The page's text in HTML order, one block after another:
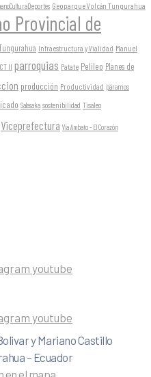
Geoparque Volcán Tungurahua
Provincial de
Infraestructura y Vialidad Manuel
II parroquias Patate Pelileo Planes de
producción Productividad páramos
Salasaka sostenibilidad Tisaleo
Viceprefectura Vía Ambato - El Corazón
youtube
youtube
y Mariano Castillo
– Ecuador